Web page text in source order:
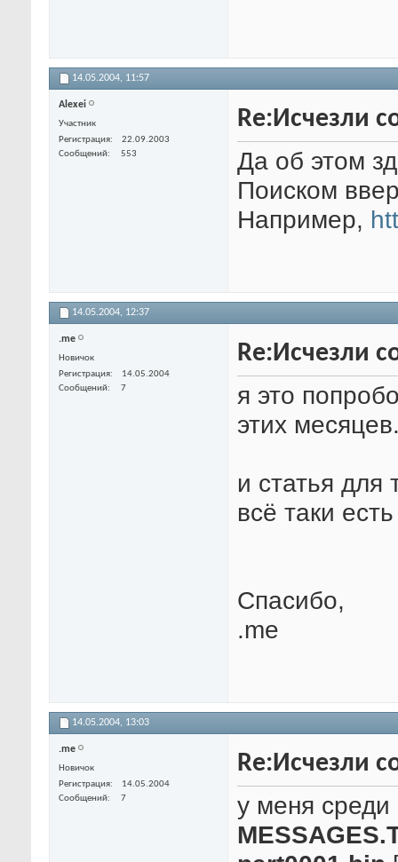
14.05.2004, 11:57
Alexei
Участник
Регистрация
22.09.2003
Сообщений
553
Re:Исчезли
Да об этом
Поиском
Например,
14.05.2004, 12:37
.me
Новичок
Регистрация
14.05.2004
Сообщений
7
Re:Исчезли
я это
этих
и статья для
всё таки
Спасибо,
.me
14.05.2004, 13:03
.me
Новичок
Регистрация
14.05.2004
Сообщений
7
Re:Исчезли
у меня среди